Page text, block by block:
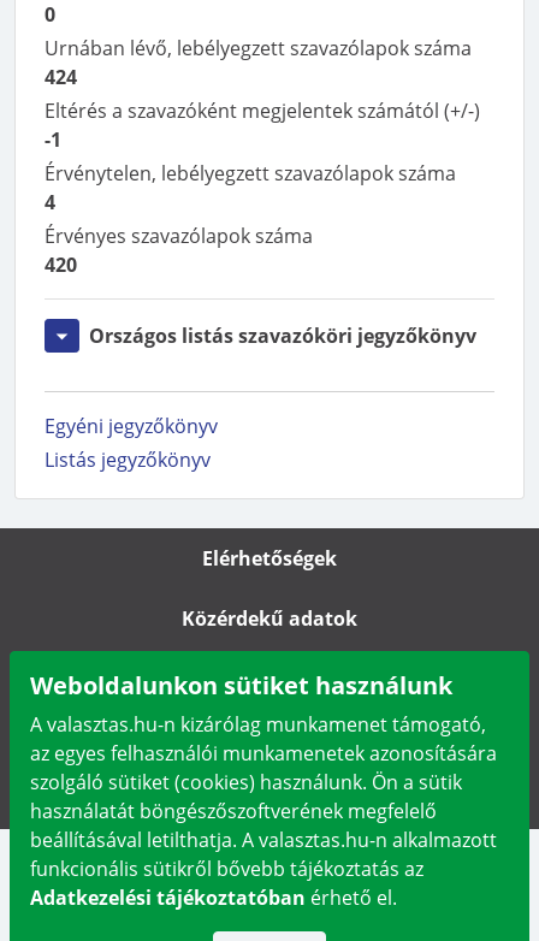
0
Urnában lévő, lebélyegzett szavazólapok száma
424
Eltérés a szavazóként megjelentek számától (+/-)
-1
Érvénytelen, lebélyegzett szavazólapok száma
4
Érvényes szavazólapok száma
420
Országos listás szavazóköri jegyzőkönyv
Egyéni jegyzőkönyv
Listás jegyzőkönyv
Elérhetőségek
Közérdekű adatok
Impresszum
Karrier
Adatkezelési tájékoztató
Weboldalunkon sütiket használunk
A valasztas.hu-n kizárólag munkamenet támogató,
az egyes felhasználói munkamenetek azonosítására
szolgáló sütiket (cookies) használunk. Ön a sütik
használatát böngészőszoftverének megfelelő
beállításával letilthatja. A valasztas.hu-n alkalmazott
funkcionális sütikről bővebb tájékoztatás az
Adatkezelési tájékoztatóban érhető el.